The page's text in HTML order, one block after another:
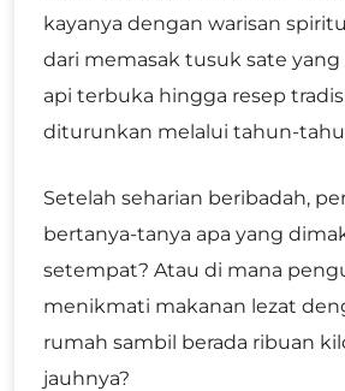
kayanya dengan warisan
dari memasak tusuk sate yang
api terbuka hingga resep
diturunkan melalui tahun-
Setelah seharian beribadah,
bertanya-tanya apa yang
setempat? Atau di mana
menikmati makanan lezat
rumah sambil berada ribuan
jauhnya?